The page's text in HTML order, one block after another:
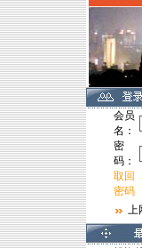
会员
名：
密
码：
取回
密码
上